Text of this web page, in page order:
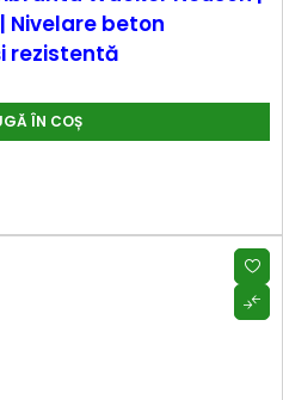
Nivelare beton
rezistentă
ÎN COȘ